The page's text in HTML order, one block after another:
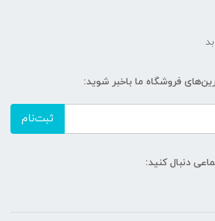
فروشگاه ما باخبر شوید:
ثبت‌نام
دنبال کنید: